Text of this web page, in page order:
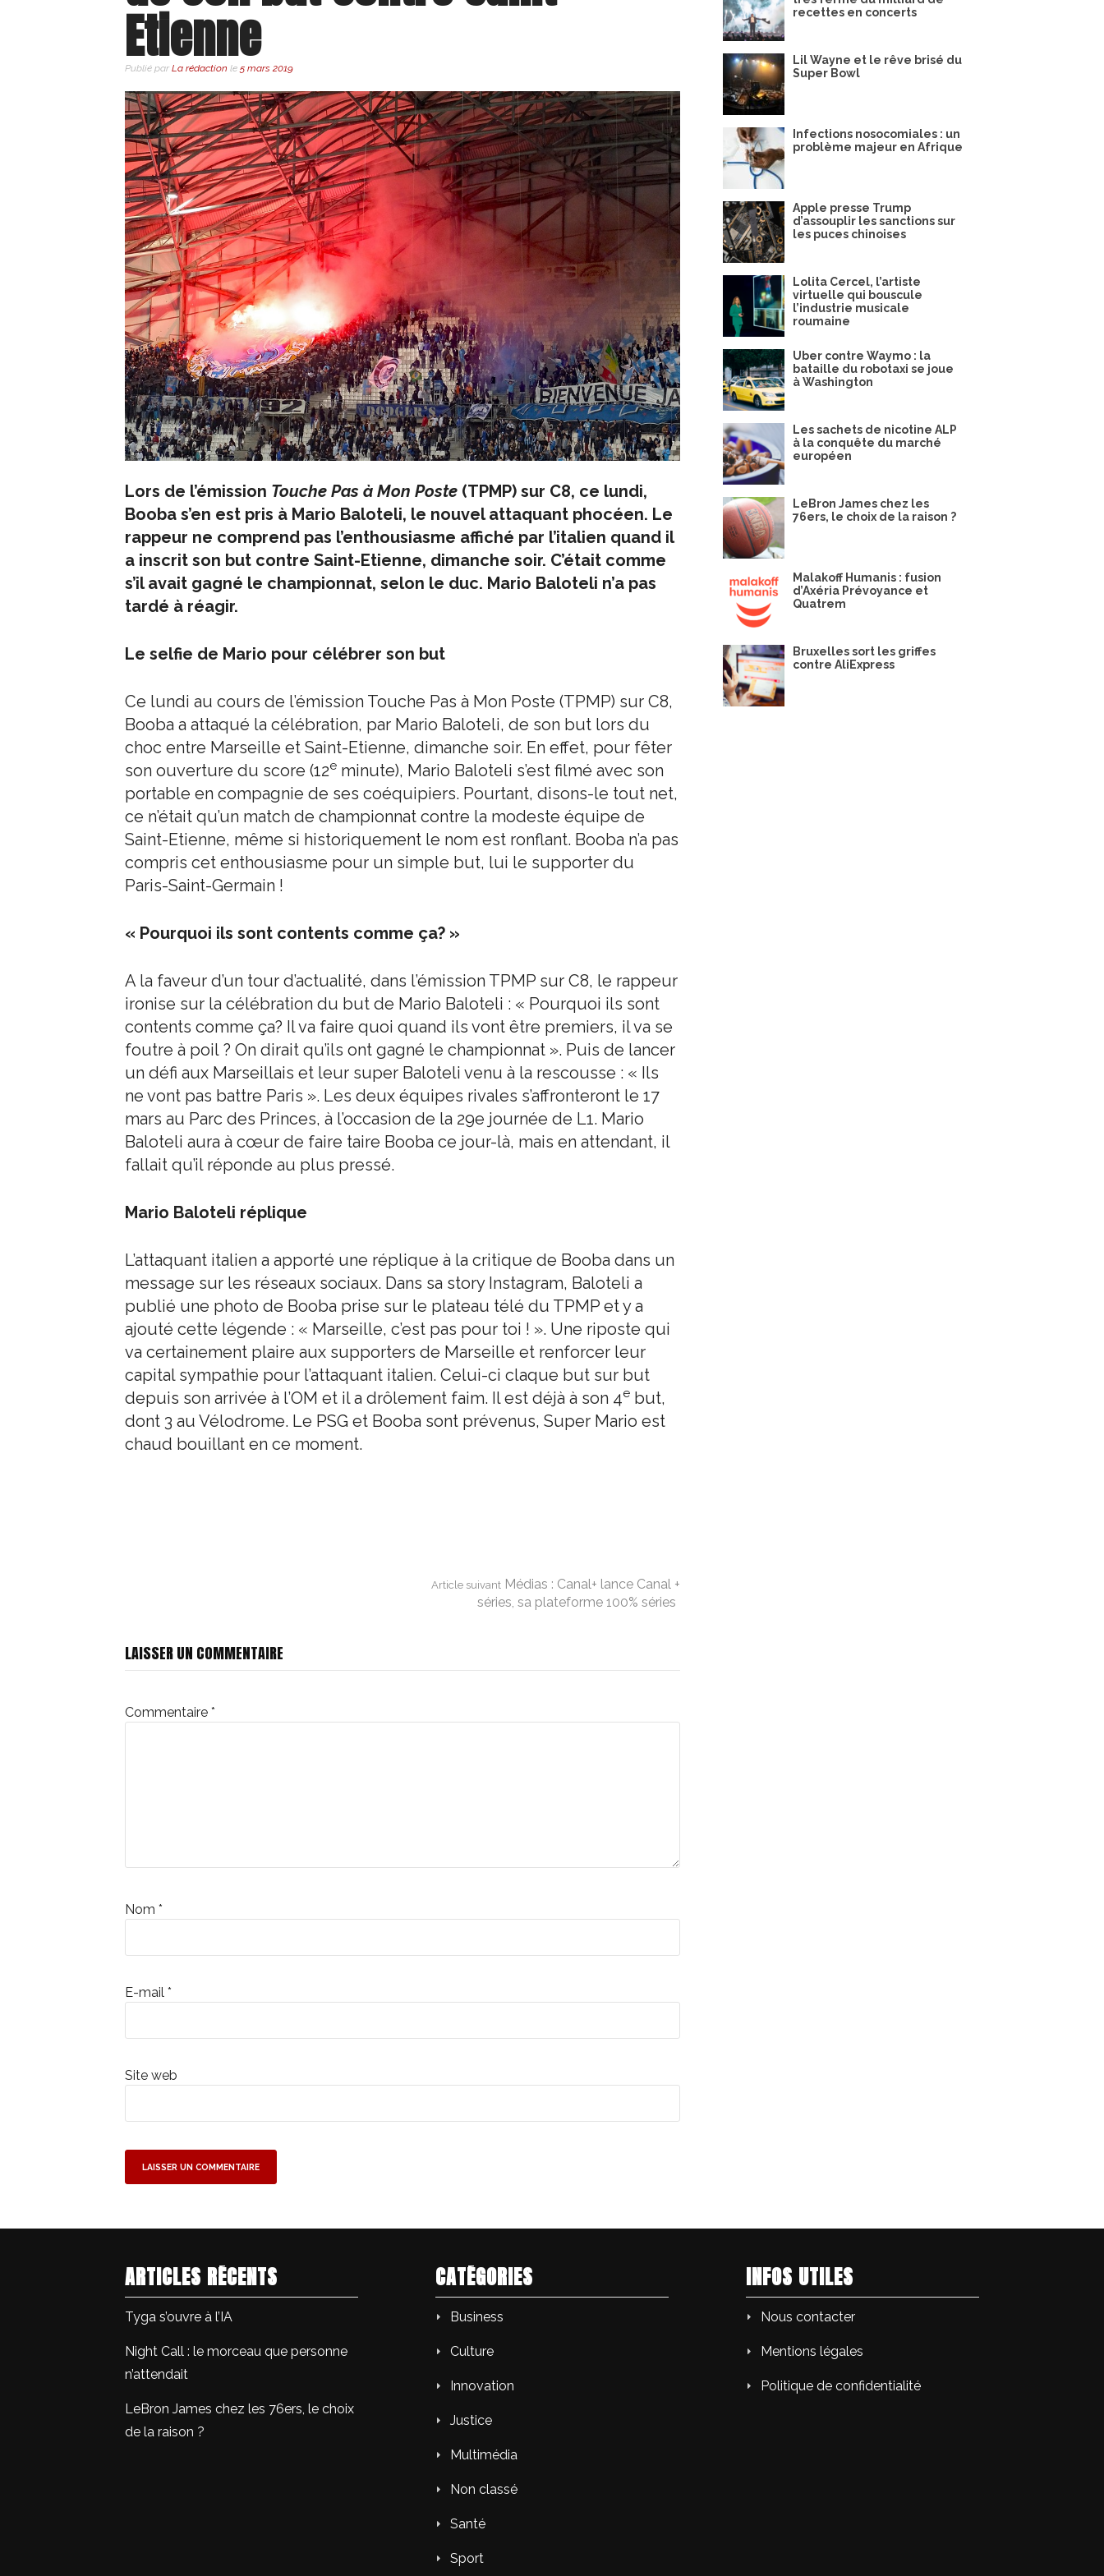
Etienne
Publié par La rédaction le 5 mars 2019
Lors de l’émission Touche Pas à Mon Poste (TPMP) sur C8, ce lundi,
Booba s’en est pris à Mario Baloteli, le nouvel attaquant phocéen. Le
rappeur ne comprend pas l’enthousiasme affiché par l’italien quand il
a inscrit son but contre Saint-Etienne, dimanche soir. C’était comme
s’il avait gagné le championnat, selon le duc. Mario Baloteli n’a pas
tardé à réagir.
Le selfie de Mario pour célébrer son but
Ce lundi au cours de l’émission Touche Pas à Mon Poste (TPMP) sur C8,
Booba a attaqué la célébration, par Mario Baloteli, de son but lors du
choc entre Marseille et Saint-Etienne, dimanche soir. En effet, pour fêter
son ouverture du score (12e minute), Mario Baloteli s’est filmé avec son
portable en compagnie de ses coéquipiers. Pourtant, disons-le tout net,
ce n’était qu’un match de championnat contre la modeste équipe de
Saint-Etienne, même si historiquement le nom est ronflant. Booba n’a pas
compris cet enthousiasme pour un simple but, lui le supporter du
Paris-Saint-Germain !
« Pourquoi ils sont contents comme ça? »
A la faveur d’un tour d’actualité, dans l’émission TPMP sur C8, le rappeur
ironise sur la célébration du but de Mario Baloteli : « Pourquoi ils sont
contents comme ça? Il va faire quoi quand ils vont être premiers, il va se
foutre à poil ? On dirait qu’ils ont gagné le championnat ». Puis de lancer
un défi aux Marseillais et leur super Baloteli venu à la rescousse : « Ils
ne vont pas battre Paris ». Les deux équipes rivales s’affronteront le 17
mars au Parc des Princes, à l’occasion de la 29e journée de L1. Mario
Baloteli aura à cœur de faire taire Booba ce jour-là, mais en attendant, il
fallait qu’il réponde au plus pressé.
Mario Baloteli réplique
L’attaquant italien a apporté une réplique à la critique de Booba dans un
message sur les réseaux sociaux. Dans sa story Instagram, Baloteli a
publié une photo de Booba prise sur le plateau télé du TPMP et y a
ajouté cette légende : « Marseille, c’est pas pour toi ! ». Une riposte qui
va certainement plaire aux supporters de Marseille et renforcer leur
capital sympathie pour l’attaquant italien. Celui-ci claque but sur but
depuis son arrivée à l’OM et il a drôlement faim. Il est déjà à son 4e but,
dont 3 au Vélodrome. Le PSG et Booba sont prévenus, Super Mario est
chaud bouillant en ce moment.
la
suite
Article suivant Médias : Canal+ lance Canal +
séries, sa plateforme 100% séries
LAISSER UN COMMENTAIRE
Commentaire *
Nom *
E-mail *
Site web
recettes en concerts
Lil Wayne et le rêve brisé du
Super Bowl
Infections nosocomiales : un
problème majeur en Afrique
Apple presse Trump
d’assouplir les sanctions sur
les puces chinoises
Lolita Cercel, l’artiste
virtuelle qui bouscule
l’industrie musicale
roumaine
Uber contre Waymo : la
bataille du robotaxi se joue
à Washington
Les sachets de nicotine ALP
à la conquête du marché
européen
LeBron James chez les
76ers, le choix de la raison ?
Malakoff Humanis : fusion
d’Axéria Prévoyance et
Quatrem
Bruxelles sort les griffes
contre AliExpress
ARTICLES RÉCENTS
Tyga s’ouvre à l’IA
Night Call : le morceau que personne
n’attendait
LeBron James chez les 76ers, le choix
de la raison ?
CATÉGORIES
Business
Culture
Innovation
Justice
Multimédia
Non classé
Santé
Sport
INFOS UTILES
Nous contacter
Mentions légales
Politique de confidentialité